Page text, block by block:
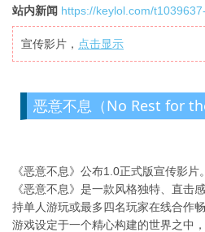
站内新闻 https://keylol.com/
宣传影片， 点击显示
恶意不息（No Rest for
《恶意不息》公布1.0正式版宣传影片。
《恶意不息》是一款风格独特、直击
持单人游玩或最多四名玩家在线合作畅
游戏设定于一个精心构建的世界之中